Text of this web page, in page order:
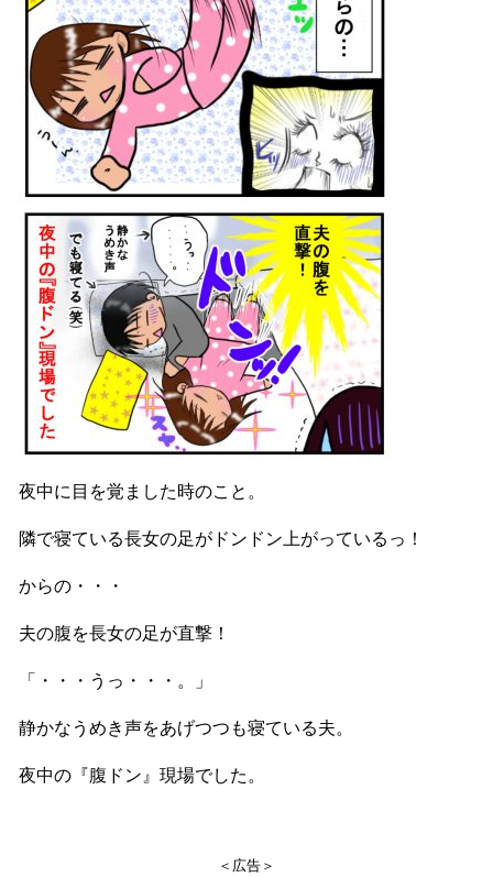
夜中に目を覚ました時のこと。
隣で寝ている長女の足がドンドン上がっているっ！
からの・・・
夫の腹を長女の足が直撃！
「・・・うっ・・・。」
静かなうめき声をあげつつも寝ている夫。
夜中の『腹ドン』現場でした。
＜広告＞